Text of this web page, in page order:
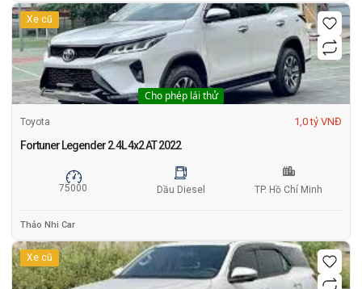
Xe cũ
Cho phép lái thử
Toyota 1,0 tỷ VNĐ
Fortuner Legender 2.4L 4x2 AT 2022
75000 Dầu Diesel TP. Hồ Chí Minh
Thảo Nhi Car
Xe cũ